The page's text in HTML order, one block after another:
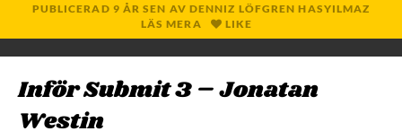
PUBLICERAD 9 ÅR SEN AV DENNIZ LÖFGREN HASYILMAZ
LÄS MERA
LIKE
Inför Submit 3 – Jonatan
Westin